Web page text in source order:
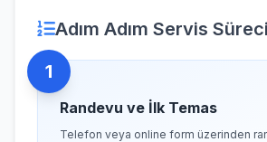
Adım Adım Servis
1
Randevu ve İlk Temas
Telefon veya online form üzerinden